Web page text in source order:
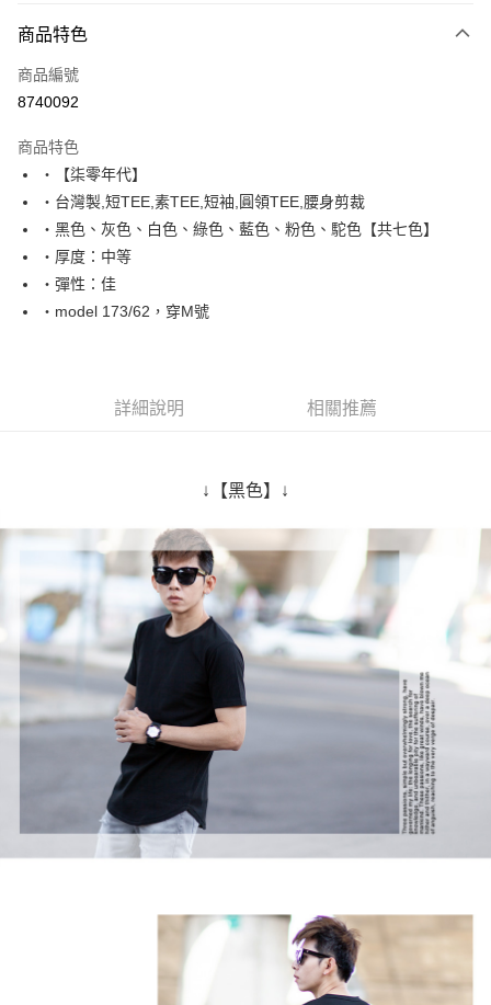
信用卡一次付款
超商取貨付款
Apple Pay
街口支付
悠遊付
Google Pay
AFTEE先享後付是「在收到商品之後才付款」的支付方式。 讓您購物簡單
３．安心：先確認商品／服務後，再付款。
１．於結帳方式選擇「AFTEE先享後付」後，將跳轉至「AFTEE先享後付」
結帳頁面，進行簡訊認證並確認金額後，即可完成結帳。
２．訂單成立數日內，您將收到繳費通知簡訊。
３．收到繳費通知簡訊後14天內，點擊此簡訊中的連結，可透過四大超商／
ATM／網路銀行／等多元方式進行付款，方視為交易完成。
※ 請注意：結帳手續完成當下不需立刻繳費，但若您需要取消訂單，請聯絡
購買商品的店家。未經商家同意取消之訂單仍視為有效，需透過AFTEE先享
後付繳納相關費用。
※ 交易是否成功請以「AFTEE先享後付 」之結帳頁面顯示為準，若有關於
是否繳費成功／繳費後需取消欲退款等相關疑問，請聯繫「AFTEE先享後付
客戶支援中心」https://netprotections.freshdesk.com/support/home
１．透過由恩沛科技股份有限公司提供之「AFTEE先享後付」服務完成之交
易，需依本服務之必要範圍內提供個人資料，並將交易相關給付款項請求債
權轉讓予恩沛科技股份有限公司。
２．關於個人資料處理事宜，請瀏覽以下網址：
「AFTEE先享後付」，若未經同意申辦者引起之損失，本公司不負相關責
４．使用「AFTEE先享後付」時，將依據個別帳號之用戶狀況，依本公司即
時審查核予不同之上限額度；若仍有額度不足之情形，本公司將視審查結果
先付款後全家取貨
每筆NT$80，滿NT$1,800(含以上)免運費
7-11付款取貨
每筆NT$80，滿NT$1,800(含以上)免運費
先付款後7-11取貨
每筆NT$80，滿NT$1,800(含以上)免運費
每筆NT$120，滿NT$3,000(含以上)免運費
商品特色
商品編號
8740092
商品特色
‧【柒零年代】
‧台灣製,短TEE,素TEE,短袖,圓領TEE,腰身剪裁
‧黑色、灰色、白色、綠色、藍色、粉色、駝色【共七色】
‧厚度：中等
‧彈性：佳
‧model 173/62，穿M號
詳細說明 相關推薦
↓【黑色】↓